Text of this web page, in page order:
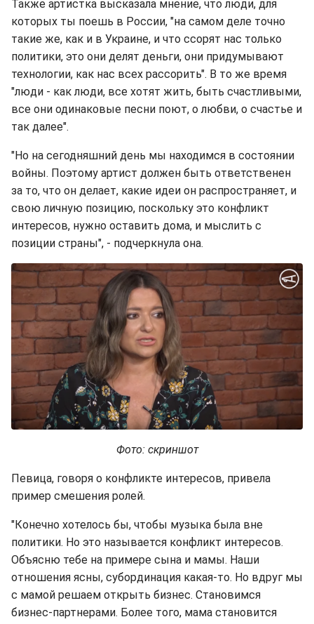
Также артистка высказала мнение, что люди, для
которых ты поешь в России, "на самом деле точно
такие же, как и в Украине, и что ссорят нас только
политики, это они делят деньги, они придумывают
технологии, как нас всех рассорить". В то же время
"люди - как люди, все хотят жить, быть счастливыми,
все они одинаковые песни поют, о любви, о счастье и
так далее".
"Но на сегодняшний день мы находимся в состоянии
войны. Поэтому артист должен быть ответственен
за то, что он делает, какие идеи он распространяет, и
свою личную позицию, поскольку это конфликт
интересов, нужно оставить дома, и мыслить с
позиции страны", - подчеркнула она.
Фото: скриншот
Певица, говоря о конфликте интересов, привела
пример смешения ролей.
"Конечно хотелось бы, чтобы музыка была вне
политики. Но это называется конфликт интересов.
Объясню тебе на примере сына и мамы. Наши
отношения ясны, субординация какая-то. Но вдруг мы
с мамой решаем открыть бизнес. Становимся
бизнес-партнерами. Более того, мама становится